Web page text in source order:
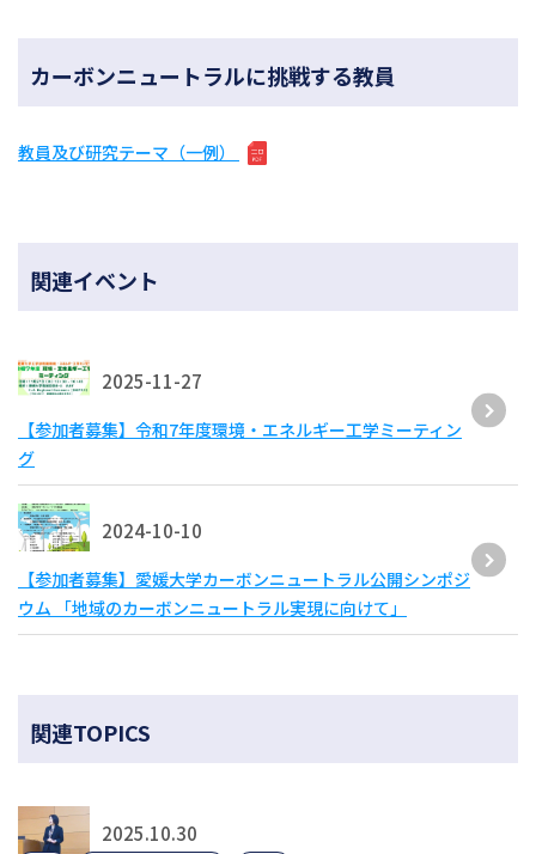
カーボンニュートラルに挑戦する教員
教員及び研究テーマ（一例）
関連イベント
2025-11-27
【参加者募集】令和7年度環境・エネルギー工学ミーティン
グ
2024-10-10
【参加者募集】愛媛大学カーボンニュートラル公開シンポジ
ウム 「地域のカーボンニュートラル実現に向けて」
関連TOPICS
2025.10.30